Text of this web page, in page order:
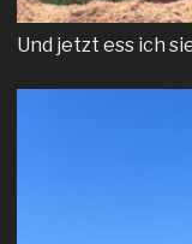
Und jetzt ess ich